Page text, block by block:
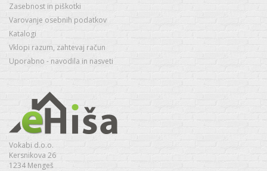
Zasebnost in piškotki
Varovanje osebnih podatkov
Katalogi
Vklopi razum, zahtevaj račun
Uporabno - navodila in nasveti
Vokabi d.o.o.
Kersnikova 26
1234 Mengeš